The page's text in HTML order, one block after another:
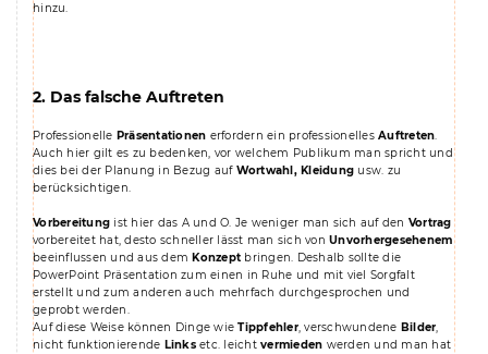
hinzu.
2. Das falsche Auftreten
Professionelle Präsentationen erfordern ein professionelles Auftreten.
Auch hier gilt es zu bedenken, vor welchem Publikum man spricht und
dies bei der Planung in Bezug auf Wortwahl, Kleidung usw. zu
berücksichtigen.
Vorbereitung ist hier das A und O. Je weniger man sich auf den Vortrag
vorbereitet hat, desto schneller lässt man sich von Unvorhergesehenem
beeinflussen und aus dem Konzept bringen. Deshalb sollte die
PowerPoint Präsentation zum einen in Ruhe und mit viel Sorgfalt
erstellt und zum anderen auch mehrfach durchgesprochen und
geprobt werden.
Auf diese Weise können Dinge wieTippfehler, verschwundene Bilder,
nicht funktionierende Links etc. leicht vermieden werden und man hat